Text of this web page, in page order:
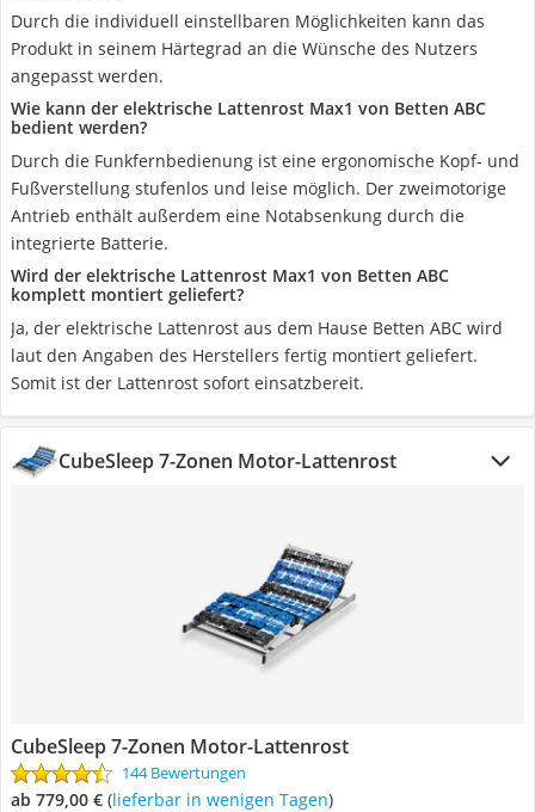
Durch die individuell einstellbaren Möglichkeiten kann das
Produkt in seinem Härtegrad an die Wünsche des Nutzers
angepasst werden.
Wie kann der elektrische Lattenrost Max1 von Betten ABC
bedient werden?
Durch die Funkfernbedienung ist eine ergonomische Kopf- und
Fußverstellung stufenlos und leise möglich. Der zweimotorige
Antrieb enthält außerdem eine Notabsenkung durch die
integrierte Batterie.
Wird der elektrische Lattenrost Max1 von Betten ABC
komplett montiert geliefert?
Ja, der elektrische Lattenrost aus dem Hause Betten ABC wird
laut den Angaben des Herstellers fertig montiert geliefert.
Somit ist der Lattenrost sofort einsatzbereit.
CubeSleep 7-Zonen Motor-Lattenrost
CubeSleep 7-Zonen Motor-Lattenrost
144 Bewertungen
ab 779,00 € ( Lieferbar in wenigen Tagen)